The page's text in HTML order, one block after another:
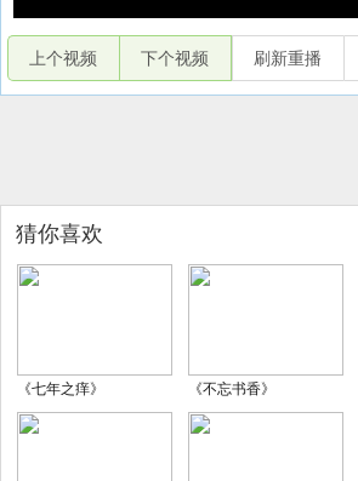
上个视频 下个视频 刷新重播
猜你喜欢
《七年之痒》 《不忘书香》